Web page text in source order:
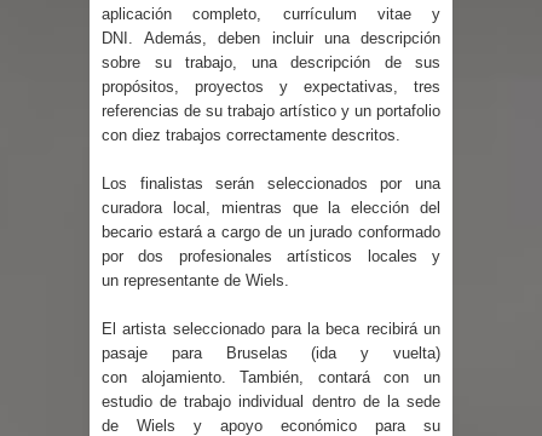
aplicación completo, currículum vitae y
DNI. Además, deben incluir una descripción
sobre su trabajo, una descripción de sus
propósitos, proyectos y expectativas, tres
referencias de su trabajo artístico y un portafolio
con diez trabajos correctamente descritos.
Los finalistas serán seleccionados por una
curadora local, mientras que la elección del
becario estará a cargo de un jurado conformado
por dos profesionales artísticos locales y
un representante de Wiels.
El artista seleccionado para la beca recibirá un
pasaje para Bruselas (ida y vuelta)
con alojamiento. También, contará con un
estudio de trabajo individual dentro de la sede
de Wiels y apoyo económico para su